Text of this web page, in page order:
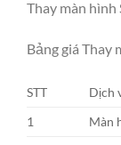
Thay màn hình
Bảng giá Thay
STT Dịch
1
Màn